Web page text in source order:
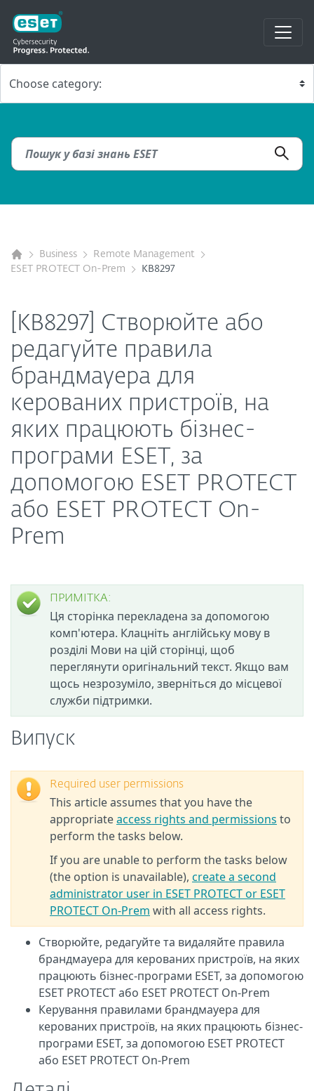
Business
Remote Management
ESET PROTECT On-Prem
KB8297
[KB8297] Створюйте або
редагуйте правила
брандмауера для
керованих пристроїв, на
яких працюють бізнес-
програми ESET, за
допомогою ESET PROTECT
або ESET PROTECT On-
Prem
ПРИМІТКА:
Ця сторінка перекладена за допомогою
комп'ютера. Клацніть англійську мову в
розділі Мови на цій сторінці, щоб
переглянути оригінальний текст. Якщо вам
щось незрозуміло, зверніться до місцевої
служби підтримки.
Випуск
Required user permissions
This article assumes that you have the
appropriateaccess rights and permissions to
perform the tasks below.
If you are unable to perform the tasks below
(the option is unavailable), create a second
administrator user in ESET PROTECT or ESET
PROTECT On-Prem with all access rights.
Створюйте, редагуйте та видаляйте правила
брандмауера для керованих пристроїв, на яких
працюють бізнес-програми ESET, за допомогою
ESET PROTECT або ESET PROTECT On-Prem
Керування правилами брандмауера для
керованих пристроїв, на яких працюють бізнес-
програми ESET, за допомогою ESET PROTECT
або ESET PROTECT On-Prem